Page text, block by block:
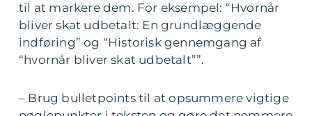
til at markere dem. For eksempel: “Hvornår
bliver skat udbetalt: En grundlæggende
indføring” og “Historisk gennemgang af
“hvornår bliver skat udbetalt””.
– Brug bulletpoints til at opsummere vigtige